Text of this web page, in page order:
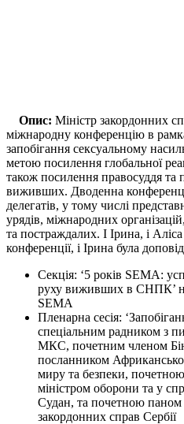
Опис: Міністр закордонних
міжнародну конференцію в
запобігання сексуальному
метою посилення глобальної
також посилення правосуддя та
виживших. Дводенна
делегатів, у тому числі
урядів, міжнародних
та постраждалих. І Ірина, і
конференції, і Ірина була
Секція: ‘5 років SEMA:
руху виживших в СНПК’
SEMA
Пленарна сесія:
спеціальним радником з
МКС, почетним членом
посланником
миру та безпеки,
міністром оборони та у
Судан, та почетною паном
закордонних справ Сербії